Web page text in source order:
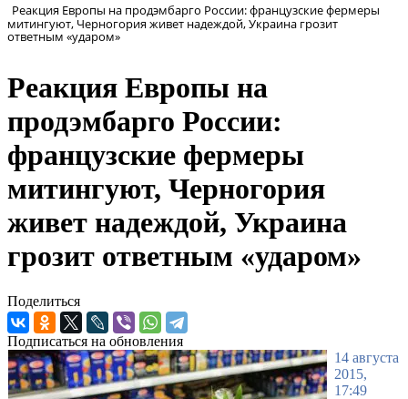
Реакция Европы на продэмбарго России: французские фермеры
митингуют, Черногория живет надеждой, Украина грозит
ответным «ударом»
Реакция Европы на
продэмбарго России:
французские фермеры
митингуют, Черногория
живет надеждой, Украина
грозит ответным «ударом»
Поделиться
Подписаться на обновления
14 августа
2015,
17:49